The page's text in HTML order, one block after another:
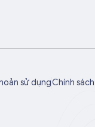
sử dụngChính